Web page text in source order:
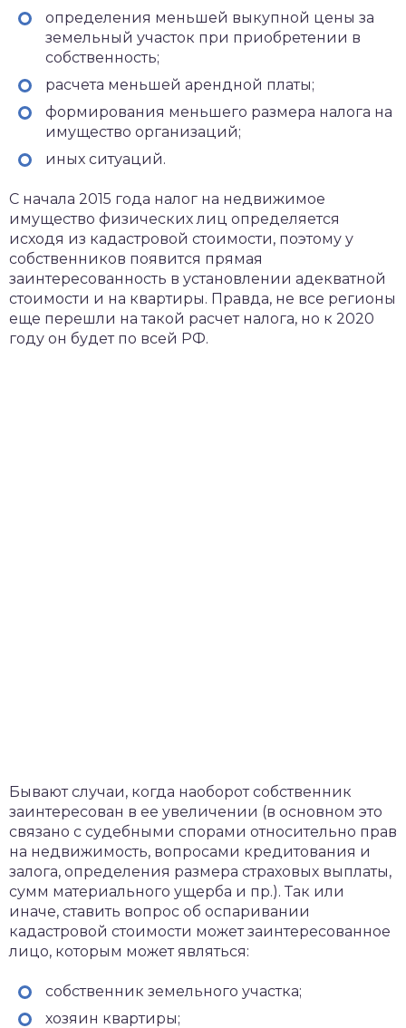
определения меньшей выкупной цены за
земельный участок при приобретении в
собственность;
расчета меньшей арендной платы;
формирования меньшего размера налога на
имущество организаций;
иных ситуаций.
С начала 2015 года налог на недвижимое
имущество физических лиц определяется
исходя из кадастровой стоимости, поэтому у
собственников появится прямая
заинтересованность в установлении адекватной
стоимости и на квартиры. Правда, не все регионы
еще перешли на такой расчет налога, но к 2020
году он будет по всей РФ.
Бывают случаи, когда наоборот собственник
заинтересован в ее увеличении (в основном это
связано с судебными спорами относительно прав
на недвижимость, вопросами кредитования и
залога, определения размера страховых выплаты,
сумм материального ущерба и пр.). Так или
иначе, ставить вопрос об оспаривании
кадастровой стоимости может заинтересованное
лицо, которым может являться:
собственник земельного участка;
хозяин квартиры;